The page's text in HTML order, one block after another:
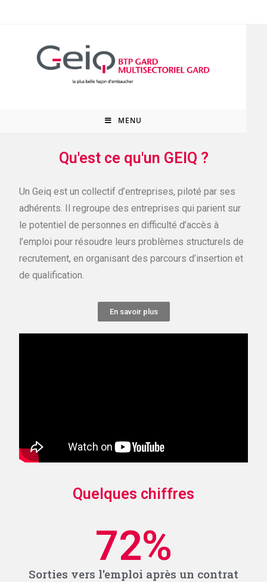
MENU
Qu'est ce qu'un GEIQ ?
Un Geiq est un collectif d’entreprises, piloté par ses
adhérents. Il regroupe des entreprises qui parient sur
le potentiel de personnes en difficulté d’accès à
l’emploi pour résoudre leurs problèmes structurels de
recrutement, en organisant des parcours d’insertion et
de qualification.
En savoir plus
Quelques chiffres
72%
Sorties vers l'emploi après un contrat